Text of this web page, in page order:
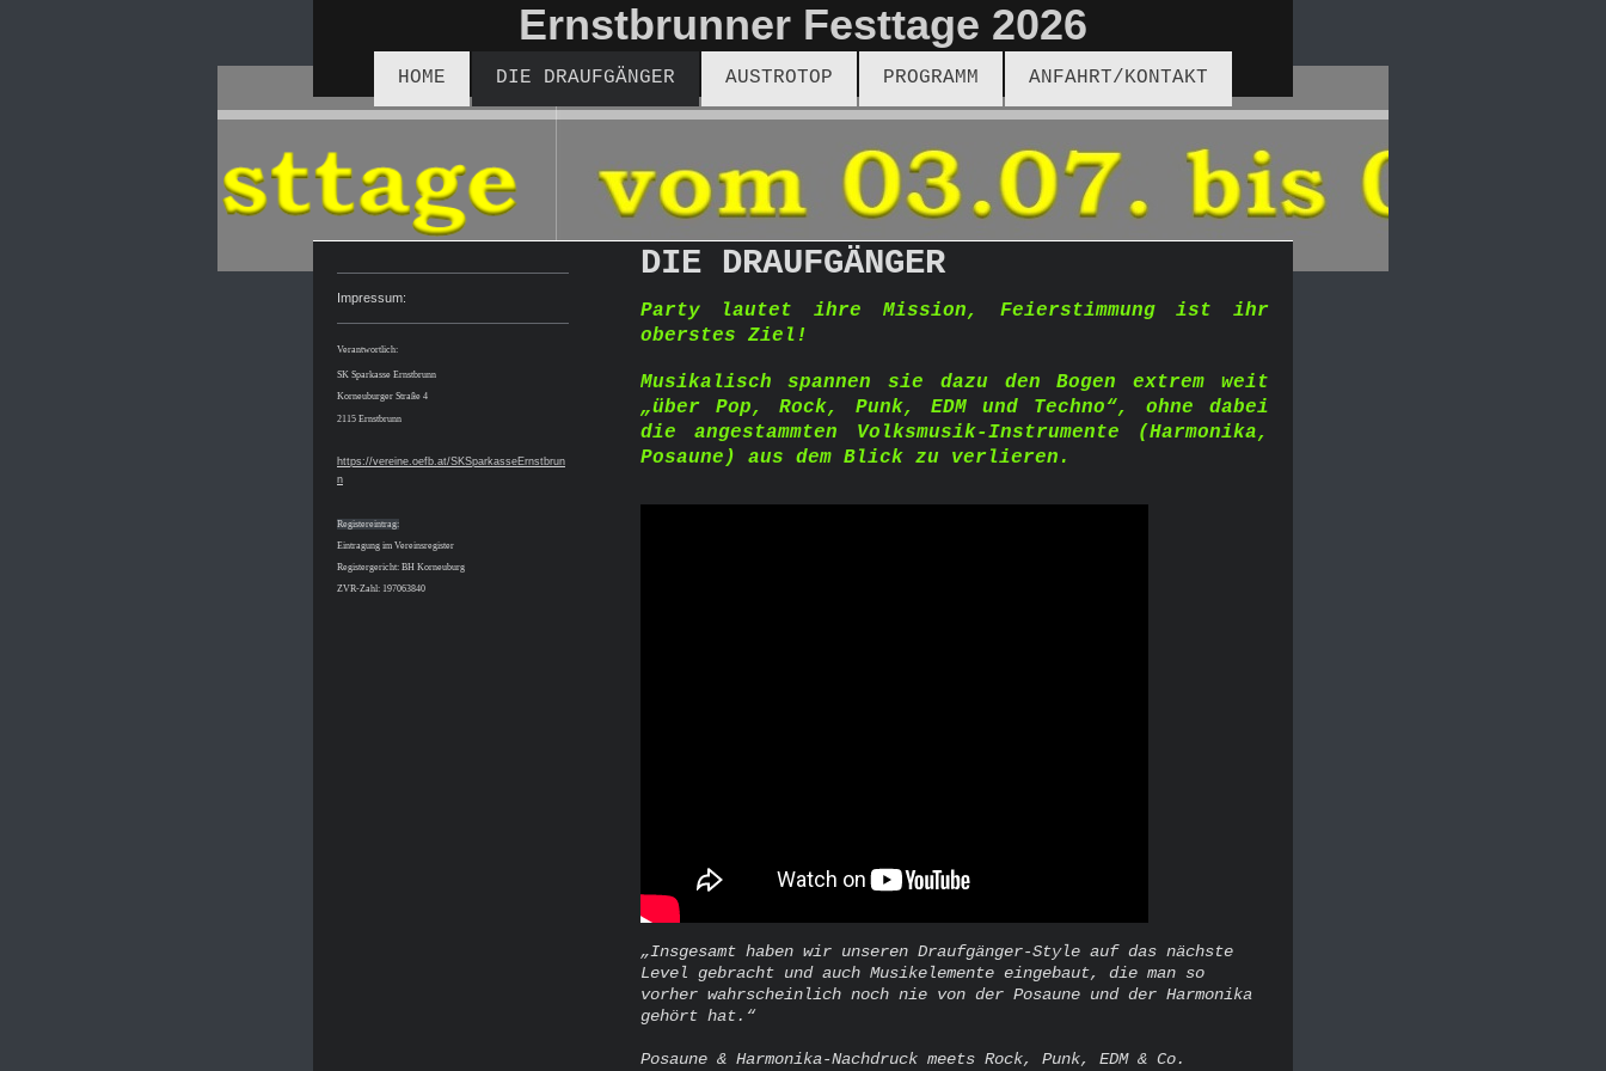
Ernstbrunner Festtage 2026
HOME DIE DRAUFGÄNGER AUSTROTOP PROGRAMM ANFAHRT/KONTAKT
DIE DRAUFGÄNGER
Party lautet ihre Mission, Feierstimmung ist ihr
oberstes Ziel!
Musikalisch spannen sie dazu den Bogen extrem weit
„über Pop, Rock, Punk, EDM und Techno“, ohne dabei
die angestammten Volksmusik-Instrumente (Harmonika,
Posaune) aus dem Blick zu verlieren.
„Insgesamt haben wir unseren Draufgänger-Style auf das nächste
Level gebracht und auch Musikelemente eingebaut, die man so
vorher wahrscheinlich noch nie von der Posaune und der Harmonika
gehört hat.“
Posaune & Harmonika-Nachdruck meets Rock, Punk, EDM & Co.
Impressum:
Verantwortlich:
SK Sparkasse Ernstbrunn
Korneuburger Straße 4
2115 Ernstbrunn
https://vereine.oefb.at/SKSparkasseErnstbrun
n
Registereintrag:
Eintragung im Vereinsregister
Registergericht: BH Korneuburg
ZVR-Zahl: 197063840